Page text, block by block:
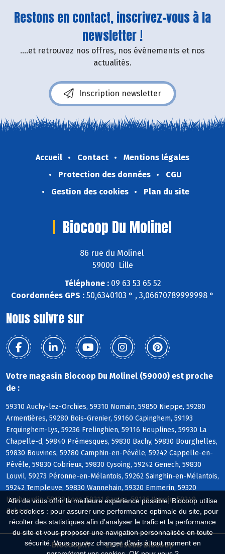
Afin de vous offrir la meilleure expérience possible, Biocoop utilise
des cookies : pour assurer une performance optimale du site, pour
récolter des statistiques afin d'analyser le trafic et la performance
du site et vous proposer une navigation personnalisée en toute
sécurité. Vous pouvez changer d'avis à tout moment en
Restons en contact, inscrivez-vous à la
newsletter !
....et retrouvez nos offres, nos événements et nos
actualités.
Inscription newsletter
Accueil Contact
Mentions légales
Protection des données
CGU
Gestion des cookies
Plan du site
Biocoop Du Molinel
86 rue du Molinel
59000 Lille
Téléphone :09 63 53 65 52
Coordonnées GPS : 50,6340103 ° , 3,06670789999998 °
Nous suivre sur
Votre magasin Biocoop Du Molinel (59000) est proche
de :
59310 Auchy-lez-Orchies, 59310 Nomain, 59850 Nieppe, 59280
Armentières, 59280 Bois-Grenier, 59160 Capinghem, 59193
Erquinghem-Lys, 59236 Frelinghien, 59116 Houplines, 59930 La
Chapelle-d, 59840 Prémesques, 59830 Bachy, 59830 Bourghelles,
59830 Bouvines, 59780 Camphin-en-Pévèle, 59242 Cappelle-en-
Pévèle, 59830 Cobrieux, 59830 Cysoing, 59242 Genech, 59830
Louvil, 59273 Péronne-en-Mélantois, 59262 Sainghin-en-Mélantois,
59242 Templeuve, 59830 Wannehain, 59320 Emmerin, 59320
Haubourdin, 59120 Loos, 59211 Santes, 59136 Wavrin, 59249
Aubers
Biocoop.fr Le réseau Biocoop